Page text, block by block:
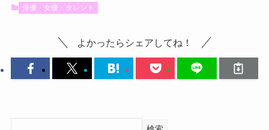
俳優・女優・タレント
よかったらシェアしてね！